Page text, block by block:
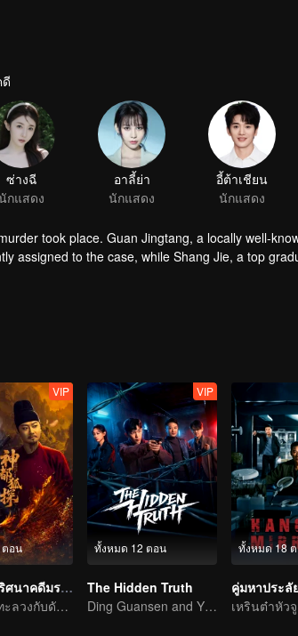
took place. Guan Jingtang, a locally well-
assigned to the case, while Shang Jie, a top
conducting a meticulous investigation. However,
Ping's mentor, who was also Shang Jie's
standing personal conflicts. She decided to
อน
VIP
ลั่วหยาง ปริศนาคดีมรณะ
ควบอาชาทะลวงกับดัก สืบคดีปริศนาแห่งนครเทพ
ทั้งหมด 12 ตอน
VIP
The Hidden Truth
Ding Guansen and Yin Xiaotian star in this gritty crime thriller centered on a long-buried cold case.
ทั้งหมด 18